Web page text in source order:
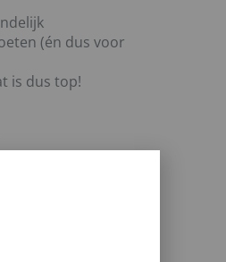
(én dus voor
is dus top!